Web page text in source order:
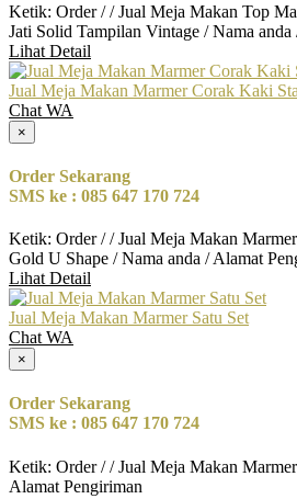
Ketik: Order / / Jual Meja Makan Top
Jati Solid Tampilan Vintage / Nama
Lihat Detail
Jual Meja Makan Marmer Corak Kaki
Chat WA
×
Order Sekarang
SMS ke : 085 647 170 724
Ketik: Order / / Jual Meja Makan
Gold U Shape / Nama anda / Alamat
Lihat Detail
Jual Meja Makan Marmer Satu Set
Chat WA
×
Order Sekarang
SMS ke : 085 647 170 724
Ketik: Order / / Jual Meja Makan
Alamat Pengiriman